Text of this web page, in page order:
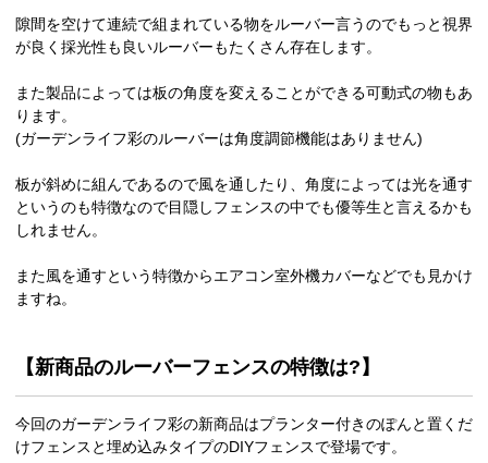
隙間を空けて連続で組まれている物をルーバー言うのでもっと視界
が良く採光性も良いルーバーもたくさん存在します。
また製品によっては板の角度を変えることができる可動式の物もあ
ります。
(ガーデンライフ彩のルーバーは角度調節機能はありません)
板が斜めに組んであるので風を通したり、角度によっては光を通す
というのも特徴なので目隠しフェンスの中でも優等生と言えるかも
しれません。
また風を通すという特徴からエアコン室外機カバーなどでも見かけ
ますね。
【新商品のルーバーフェンスの特徴は?】
今回のガーデンライフ彩の新商品はプランター付きのぽんと置くだ
けフェンスと埋め込みタイプのDIYフェンスで登場です。